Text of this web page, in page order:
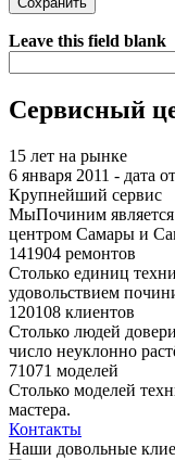
Я спамер
Leave this field blank
Сервисный
15 лет на рынке
6 января 2011 - дата
Крупнейший сервис
МыПочиним
центром Самары и
141904 ремонтов
Столько единиц
удовольствием
120108 клиентов
Столько людей
число неуклонно
71071 моделей
Столько моделей
мастера.
Контакты
Наши довольные